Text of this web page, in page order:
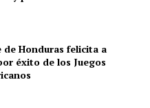
de Honduras felicita a
éxito de los Juegos